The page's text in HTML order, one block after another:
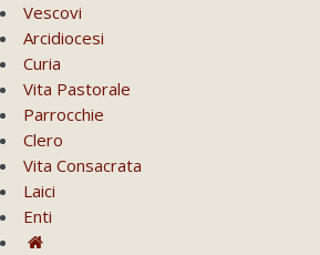
Vescovi
Arcidiocesi
Curia
Vita Pastorale
Parrocchie
Clero
Vita Consacrata
Laici
Enti